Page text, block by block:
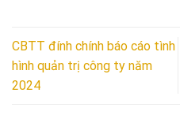
CBTT đính chính báo cáo tình
hình quản trị công ty năm
2024